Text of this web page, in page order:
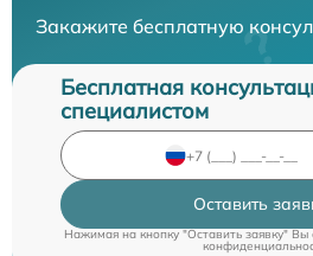
Закажите бесплатную
Бесплатная
специалистом
Оставить
Нажимая на кнопку "Оставить заявку" Вы